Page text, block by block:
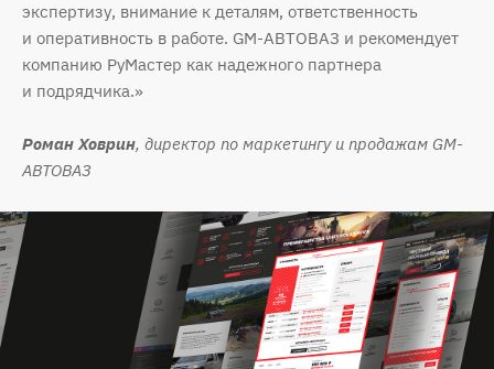
экспертизу, внимание к деталям, ответственность
и оперативность в работе. GM-АВТОВАЗ и рекомендует
компанию РуМастер как надежного партнера
и подрядчика.»
Роман Ховрин, директор по маркетингу и продажам GM-
АВТОВАЗ